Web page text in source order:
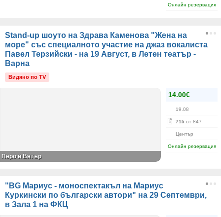
Онлайн резервация
Stand-up шоуто на Здрава Каменова "Жена на
море" със специалното участие на джаз вокалиста
Павел Терзийски - на 19 Август, в Летен театър -
Варна
Видяно по TV
14.00€
19.08
715 от 847
Център
Онлайн резервация
Перо и Вятър
"BG Мариус - моноспектакъл на Мариус
Куркински по български автори" на 29 Септември,
в Зала 1 на ФКЦ